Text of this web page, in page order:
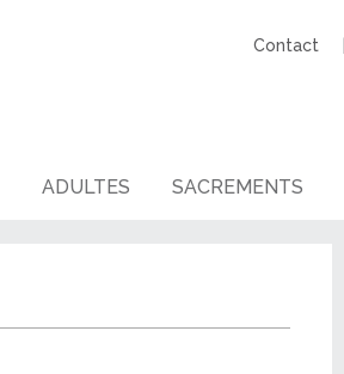
Contact
ADULTES SACREMENTS